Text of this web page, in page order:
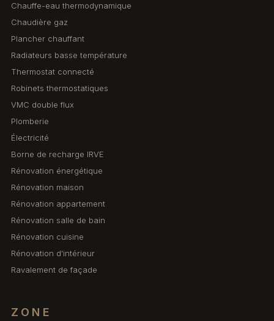
Chauffe-eau thermodynamique
Chaudière gaz
Plancher chauffant
Radiateurs basse température
Thermostat connecté
Robinets thermostatiques
VMC double flux
Plomberie
Électricité
Borne de recharge IRVE
Rénovation énergétique
Rénovation maison
Rénovation appartement
Rénovation salle de bain
Rénovation cuisine
Rénovation d'intérieur
Ravalement de façade
ZONE